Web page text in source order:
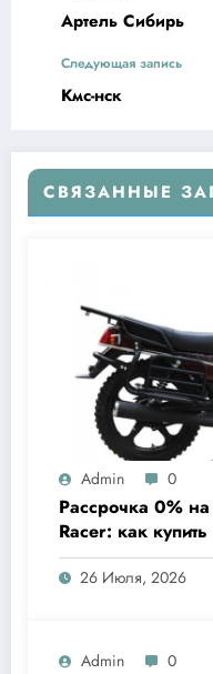
Артель Сибирь
Следующая запись
Кмс-нск
СВЯЗАННЫЕ
Admin 0
Рассрочка 0%
Racer: как
26 Июля, 2026
Admin 0